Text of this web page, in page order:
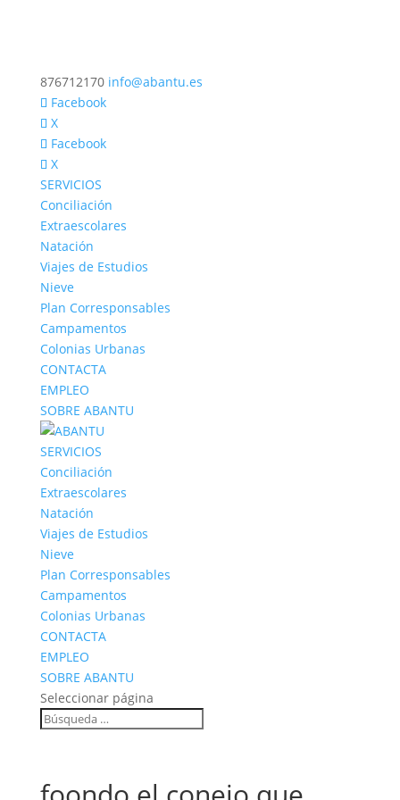
876712170 info@abantu.es
Facebook
X
Facebook
X
SERVICIOS
Conciliación
Extraescolares
Natación
Viajes de Estudios
Nieve
Plan Corresponsables
Campamentos
Colonias Urbanas
CONTACTA
EMPLEO
SOBRE ABANTU
SERVICIOS
Conciliación
Extraescolares
Natación
Viajes de Estudios
Nieve
Plan Corresponsables
Campamentos
Colonias Urbanas
CONTACTA
EMPLEO
SOBRE ABANTU
Seleccionar página